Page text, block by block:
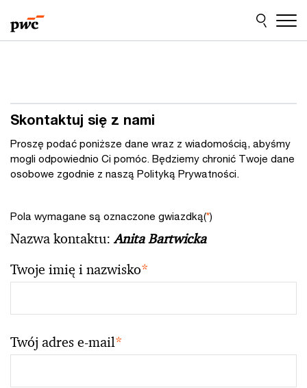
do
treści
do
stopki
Skontaktuj się z nami
Proszę podać poniższe dane wraz z wiadomością, abyśmy
mogli odpowiednio Ci pomóc. Będziemy chronić Twoje dane
osobowe zgodnie z naszą Polityką Prywatności.
Pola wymagane są oznaczone gwiazdką(*)
Nazwa kontaktu:Anita Bartwicka
Twoje imię i nazwisko*
Twój adres e-mail*